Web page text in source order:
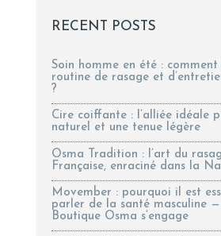
RECENT POSTS
Soin homme en été :
routine de rasage et
?
Cire coiffante : l’alliée idéale
naturel et une tenue légère
Osma Tradition : l’art du
Française, enraciné dans la
Movember : pourquoi il est
parler de la santé masculine
Boutique Osma s’engage